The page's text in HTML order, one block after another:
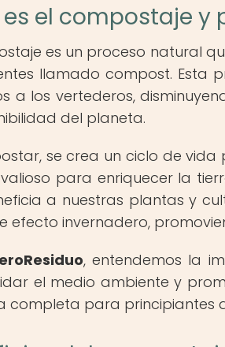
es el compostaje
es un proceso natural
llamado compost. Esta
a los vertederos,
del planeta.
se crea un ciclo de
para enriquecer la
a nuestras plantas y
efecto invernadero,
, entendemos la
el medio ambiente y
completa para principiantes